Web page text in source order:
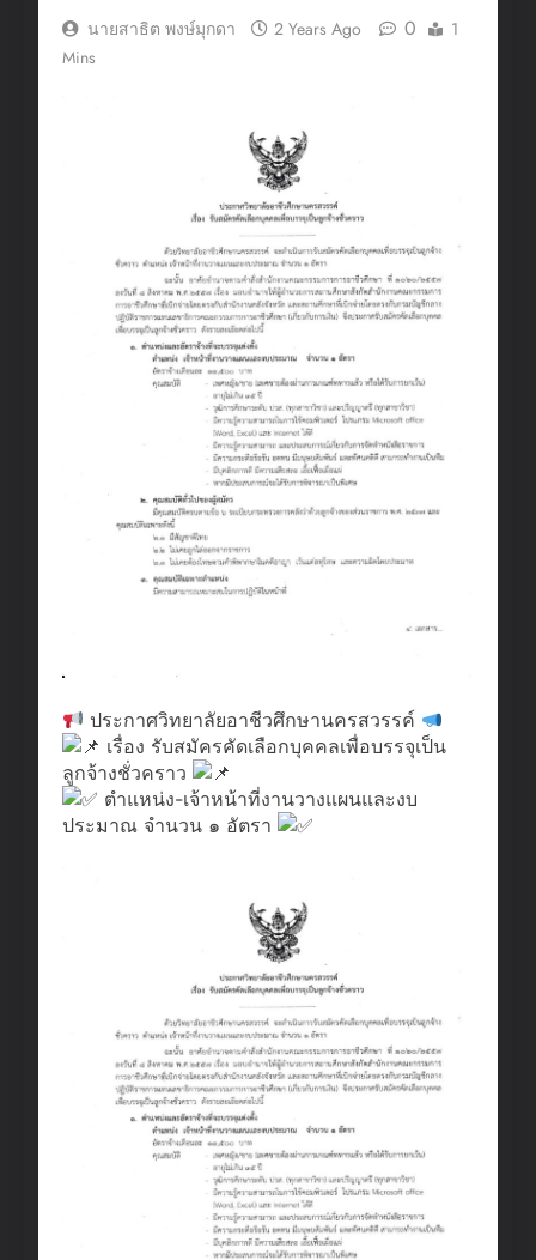
นายสาธิต พงษ์มุกดา 2 Years Ago 0
1
Mins
ประกาศวิทยาลัยอาชีวศึกษานครสวรรค์
เรื่อง รับสมัครคัดเลือกบุคคลเพื่อบรรจุเป็น
ลูกจ้างชั่วคราว
ตำแหน่ง-เจ้าหน้าที่งานวางแผนและงบ
ประมาณ จำนวน ๑ อัตรา